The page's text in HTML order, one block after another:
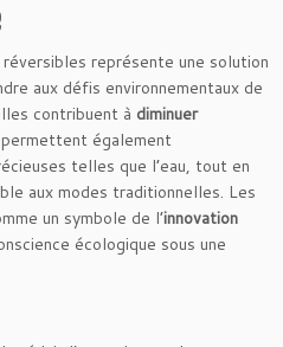
représente une solution
aux défis environnementaux de
contribuent à diminuer
également
telles que l’eau, tout en
aux modes traditionnelles. Les
un symbole de l’innovation
écologique sous une